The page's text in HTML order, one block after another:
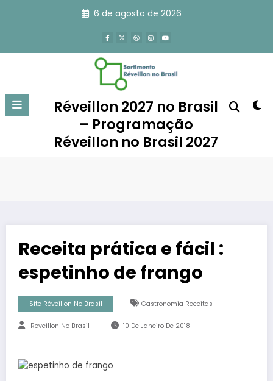
6 de agosto de 2026
Réveillon 2027 no Brasil
– Programação
Réveillon no Brasil 2027
Receita prática e fácil :
espetinho de frango
Site Réveillon No Brasil Gastronomia Receitas
Reveillon No Brasil 10 De Janeiro De 2018